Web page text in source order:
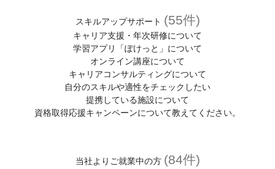
人材派遣のメリット
スキルアップサポート (55件)
キャリア支援・年次研修について
学習アプリ「ぽけっと」について
オンライン講座について
キャリアコンサルティングについて
自分のスキルや適性をチェックしたい
提携している施設について
資格取得応援キャンペーンについて教えてください。
当社よりご就業中の方 (84件)